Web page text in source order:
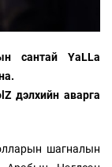
сантай YaLLa
дэлхийн аварга
шагналын